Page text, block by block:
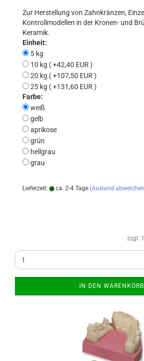
Zur Herstellung von Zahnkränzen,
Kontrollmodellen in der Kronen- und
Keramik.
Einheit:
5 kg
10 kg ( +42,40 EUR )
20 kg ( +107,50 EUR )
25 kg ( +131,60 EUR )
Farbe:
weiß
gelb
aprikose
grün
hellgrau
grau
Lieferzeit: ca. 2-4 Tage (Ausland
zzgl.
IN DEN WARENKORB